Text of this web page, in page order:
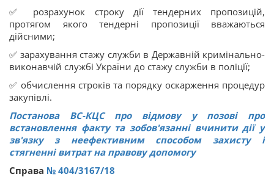
✅ розрахунок строку дії тендерних пропозицій,
протягом якого тендерні пропозиції вважаються
дійсними;
✅ зарахування стажу служби в Державній кримінально-
виконавчій службі України до стажу служби в поліції;
✅ обчислення строків та порядку оскарження процедур
закупівлі.
Постанова ВС-КЦС про відмову у позові про
встановлення факту та зобов'язанні вчинити дії у
зв'язку з неефективним способом захисту і
стягненні витрат на правову допомогу
Справа № 404/3167/18